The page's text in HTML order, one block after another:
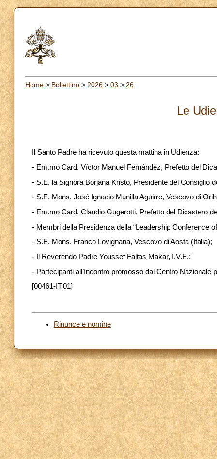
Home > Bollettino > 2026 > 03 > 26
Le
Il Santo Padre ha ricevuto questa mattina in Udienza:
- Em.mo Card. Víctor Manuel Fernández, Prefetto del
- S.E. la Signora Borjana Krišto, Presidente del Consiglio
- S.E. Mons. José Ignacio Munilla Aguirre, Vescovo di
- Em.mo Card. Claudio Gugerotti, Prefetto del Dicastero
- Membri della Presidenza della “Leadership Conference
- S.E. Mons. Franco Lovignana, Vescovo di Aosta (Italia);
- Il Reverendo Padre Youssef Faltas Makar, I.V.E.;
- Partecipanti all’Incontro promosso dal Centro Nazionale
[00461-IT.01]
Rinunce e nomine